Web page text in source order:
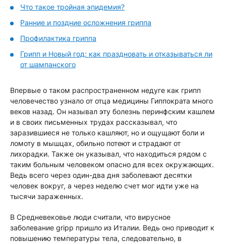
Что такое тройная эпидемия?
Ранние и поздние осложнения гриппа
Профилактика гриппа
Грипп и Новый год: как праздновать и отказываться ли
от шампанского
Впервые о таком распространенном недуге как грипп
человечество узнало от отца медицины Гиппократа много
веков назад. Он называл эту болезнь перинфским кашлем
и в своих письменных трудах рассказывал, что
заразившиеся не только кашляют, но и ощущают боли и
ломоту в мышцах, обильно потеют и страдают от
лихорадки. Также он указывал, что находиться рядом с
таким больным человеком опасно для всех окружающих.
Ведь всего через один-два дня заболевают десятки
человек вокруг, а через неделю счет мог идти уже на
тысячи зараженных.
В Средневековье люди считали, что вирусное
заболевание gripp пришло из Италии. Ведь оно приводит к
повышению температуры тела, следовательно, в